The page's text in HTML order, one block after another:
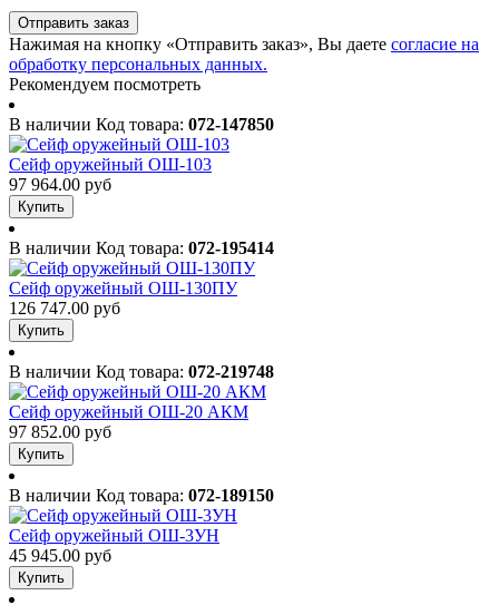
Отправить заказ
Нажимая на кнопку «Отправить заказ», Вы даете согласие на
обработку персональных данных.
Рекомендуем посмотреть
В наличии Код товара: 072-147850
Сейф оружейный ОШ-103
97 964.00 руб
Купить
В наличии Код товара: 072-195414
Сейф оружейный ОШ-130ПУ
126 747.00 руб
Купить
В наличии Код товара: 072-219748
Сейф оружейный ОШ-20 АКМ
97 852.00 руб
Купить
В наличии Код товара: 072-189150
Сейф оружейный ОШ-3УН
45 945.00 руб
Купить